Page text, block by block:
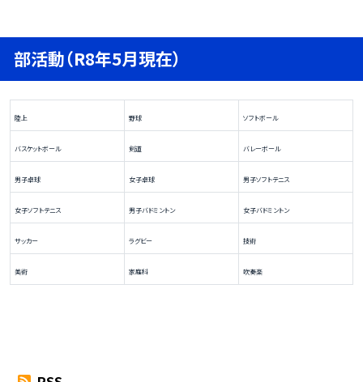
部活動（R8年5月現在）
陸上 野球 ソフトボール
バスケットボール 剣道 バレーボール
男子卓球 女子卓球 男子ソフトテニス
女子ソフトテニス 男子バドミントン 女子バドミントン
サッカー ラグビー 技術
美術 家庭科 吹奏楽